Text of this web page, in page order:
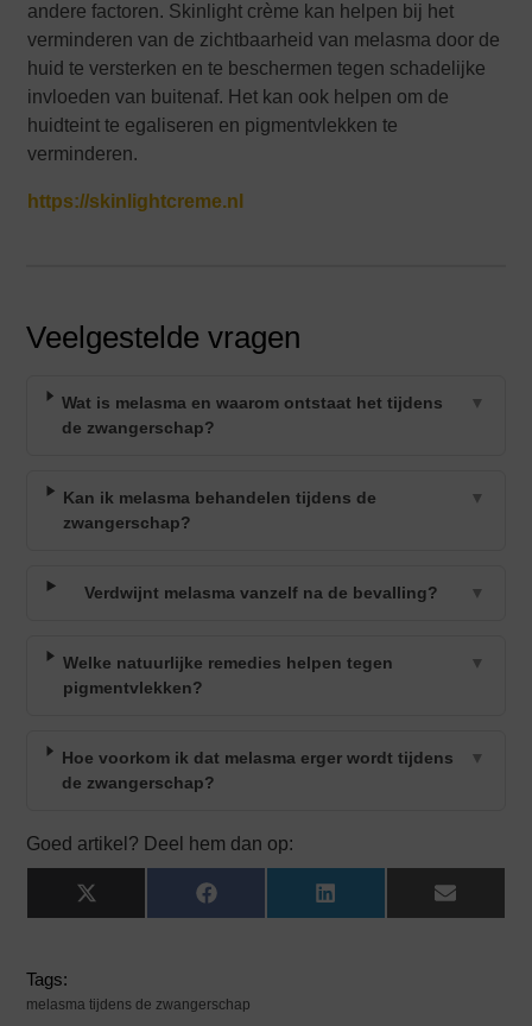
andere factoren. Skinlight crème kan helpen bij het
verminderen van de zichtbaarheid van melasma door de
huid te versterken en te beschermen tegen schadelijke
invloeden van buitenaf. Het kan ook helpen om de
huidteint te egaliseren en pigmentvlekken te
verminderen.
https://skinlightcreme.nl
Veelgestelde vragen
Wat is melasma en waarom ontstaat het tijdens
de zwangerschap?
▼
Kan ik melasma behandelen tijdens de
zwangerschap?
▼
Verdwijnt melasma vanzelf na de bevalling? ▼
Welke natuurlijke remedies helpen tegen
pigmentvlekken?
▼
Hoe voorkom ik dat melasma erger wordt tijdens
de zwangerschap?
▼
Goed artikel? Deel hem dan op:
X
(Twitter)
Facebook LinkedIn Email
Tags:
melasma tijdens de zwangerschap